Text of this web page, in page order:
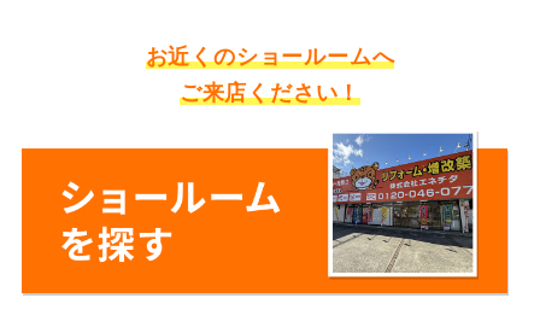
お近くのショールームへ
ご来店ください！